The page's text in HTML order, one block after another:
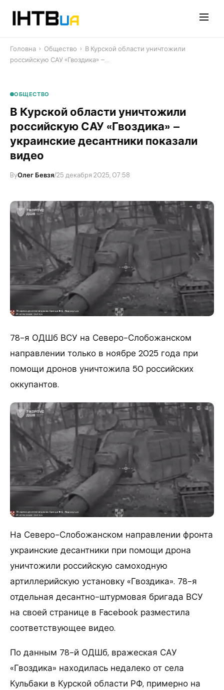
Головна › Общество › В Курской области уничтожили
российскую САУ «Гвоздика» –…
ОБЩЕСТВО
В Курской области уничтожили
российскую САУ «Гвоздика» –
украинские десантники показали
видео
ByОлег Бевзя/25 декабря 2025, 07:58
78-я ОДШб ВСУ на Северо-Слобожанском
направлении только в ноябре 2025 года при
помощи дронов уничтожила 50 российских
оккупантов.
На Северо-Слобожанском направлении фронта
украинские десантники при помощи дрона
уничтожили российскую самоходную
артиллерийскую установку «Гвоздика». 78-я
отдельная десантно-штурмовая бригада ВСУ
на своей странице в Facebook разместила
соответствующее видео.
По данным 78-й ОДШб, вражеская САУ
«Гвоздика» находилась недалеко от села
Кульбаки в Курской области РФ, примерно на